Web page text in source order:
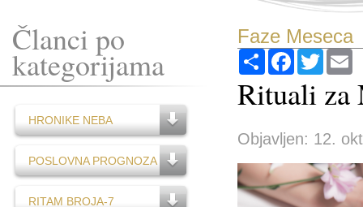
Članci po
kategorijama
HRONIKE NEBA
POSLOVNA PROGNOZA
RITAM BROJA-7
Faze Meseca
PodijeliFacebook
Twitter
Rituali za
Objavljen: 12.